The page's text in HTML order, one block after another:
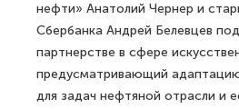
нефти» Анатолий Чернер и
Сбербанка Андрей Белевцев
партнерстве в сфере
предусматривающий
для задач нефтяной отрасли и